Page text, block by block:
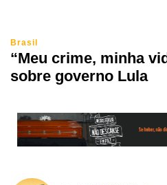
Brasil
“Meu crime, minha
sobre governo Lula